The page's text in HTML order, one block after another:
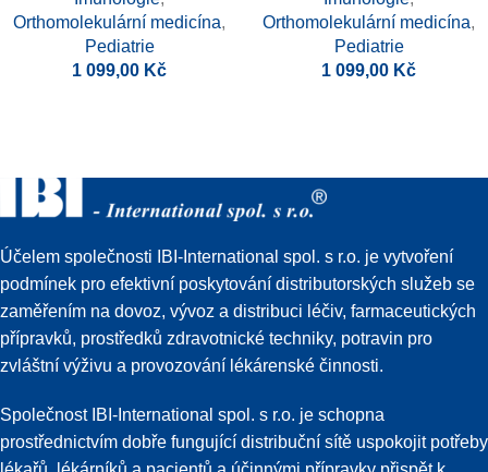
Orthomolekulární medicína,
Pediatrie
1 099,00 Kč
Orthomolekulární medicína,
Pediatrie
1 099,00 Kč
Účelem společnosti IBI-International spol. s r.o. je vytvoření
podmínek pro efektivní poskytování distributorských služeb se
zaměřením na dovoz, vývoz a distribuci léčiv, farmaceutických
přípravků, prostředků zdravotnické techniky, potravin pro
zvláštní výživu a provozování lékárenské činnosti.
Společnost IBI-International spol. s r.o. je schopna
prostřednictvím dobře fungující distribuční sítě uspokojit potřeby